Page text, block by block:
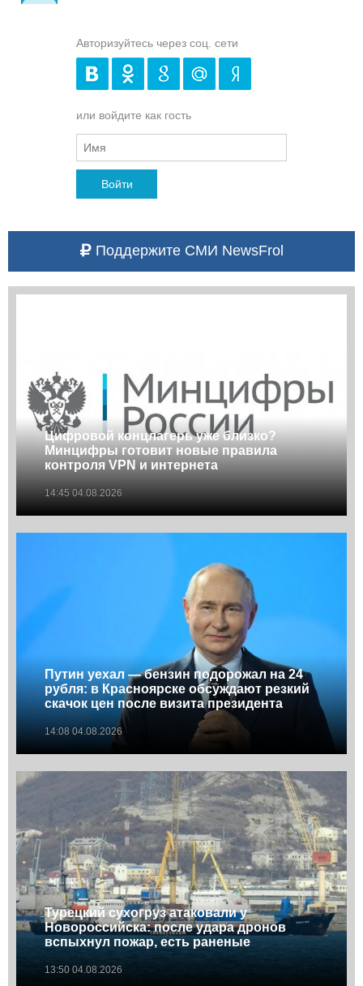
Авторизуйтесь через соц. сети
или войдите как гость
Войти
Поддержите СМИ NewsFrol
Цифровой концлагерь уже близко?
Минцифры готовит новые правила
контроля VPN и интернета
14:45 04.08.2026
Путин уехал — бензин подорожал на 24
рубля: в Красноярске обсуждают резкий
скачок цен после визита президента
14:08 04.08.2026
Турецкий сухогруз атаковали у
Новороссийска: после удара дронов
вспыхнул пожар, есть раненые
13:50 04.08.2026